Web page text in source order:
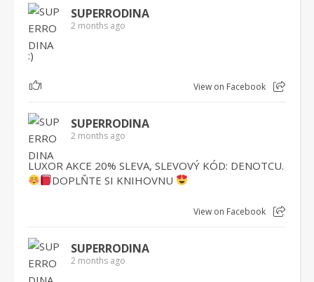
SUPERRODINA
2 months ago
:)
1 View on Facebook
SUPERRODINA
2 months ago
LUXOR AKCE 20% SLEVA, SLEVOVÝ KÓD: DENOTCU.
DOPLŇTE SI KNIHOVNU
View on Facebook
SUPERRODINA
2 months ago